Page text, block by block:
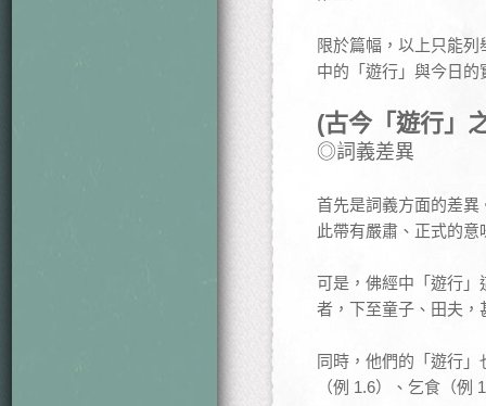
限於篇幅，以上只能
中的「遊行」與今日
(古今「遊行」
◎詞義差異
首先是詞義方面的差
此帶有嚴肅、正式的意
可是，佛經中「遊行
者，下至童子、田夫
同時，他們的「遊行
（例 1.6）、乞食（例